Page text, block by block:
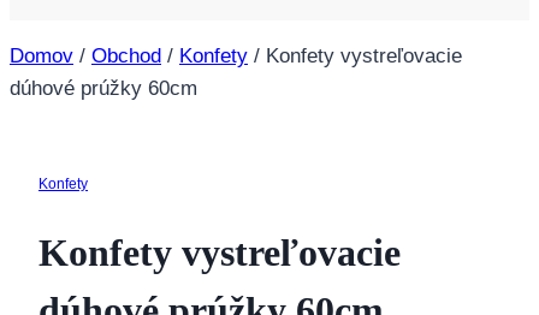
Domov / Obchod / Konfety / Konfety vystreľovacie
dúhové prúžky 60cm
Konfety
Konfety vystreľovacie